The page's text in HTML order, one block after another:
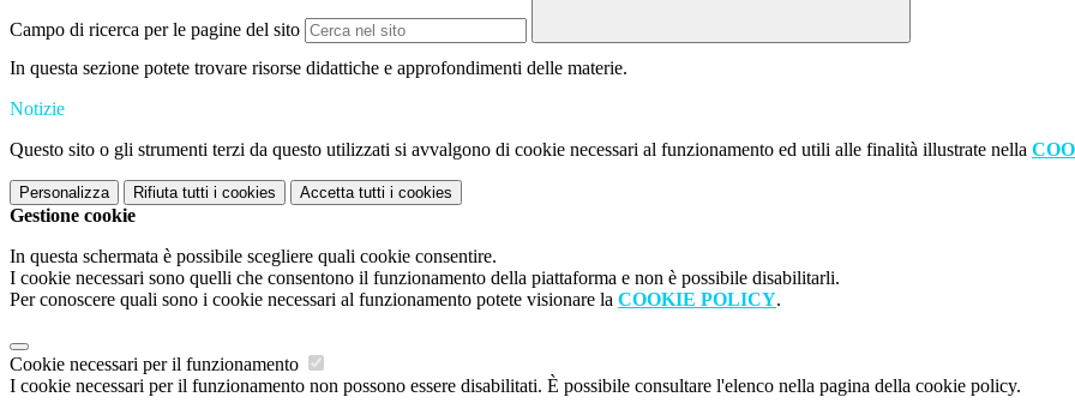
Campo di ricerca per le pagine del sito
In questa sezione potete trovare risorse didattiche e approfondimenti delle materie.
Notizie
Questo sito o gli strumenti terzi da questo utilizzati si avvalgono di cookie necessari al funzionamento ed utili alle finalità illustrate nella
Personalizza Rifiuta tutti i cookies Accetta tutti i cookies
Gestione cookie
In questa schermata è possibile scegliere quali cookie consentire.
I cookie necessari sono quelli che consentono il funzionamento della piattaforma e non è possibile disabilitarli.
Per conoscere quali sono i cookie necessari al funzionamento potete visionare la COOKIE POLICY.
Cookie necessari per il funzionamento
I cookie necessari per il funzionamento non possono essere disabilitati. È possibile consultare l'elenco nella pagina della cookie policy.